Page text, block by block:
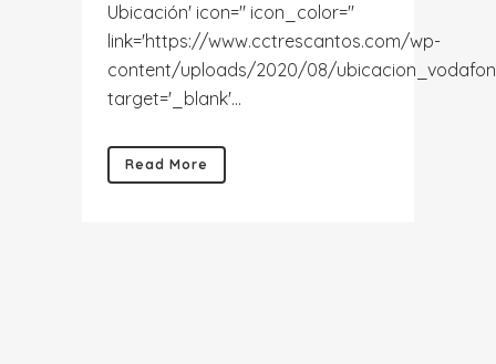
Ubicación' icon='' icon_color=''
link='https://www.cctrescantos.com/wp-
content/uploads/2020/08/
target='_blank'...
Read More